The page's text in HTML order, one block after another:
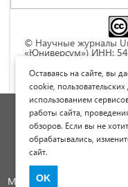
© Научные журналы
«Юниверсум») ИНН:
Commons «
Непортированная
Политика
Международный научно-
Оставаясь на сайте, вы
cookie,
использованием
работы сайта,
обзоров. Если вы не
обрабатывались,
сайт.
OK